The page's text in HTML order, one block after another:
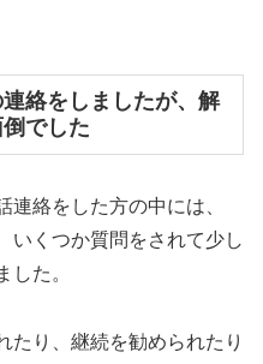
絡をしましたが、解
でした
連絡をした方の中には、
いくつか質問をされて少し
した。
たり、継続を勧められたり